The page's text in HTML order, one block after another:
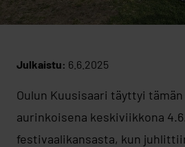
Julkaistu: 6.6.2025
Oulun Kuusisaari täyttyi
aurinkoisena keskiviikkona
festivaalikansasta, kun